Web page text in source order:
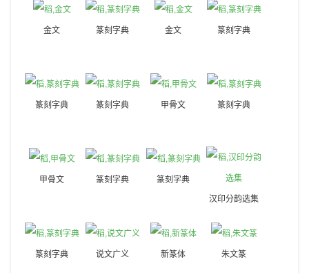
金文 篆刻字典 金文 篆刻字典
篆刻字典 篆刻字典 甲骨文 篆刻字典
甲骨文 篆刻字典
篆刻字典
汉印分韵选集
篆刻字典 说文广义 新篆体 朱文篆